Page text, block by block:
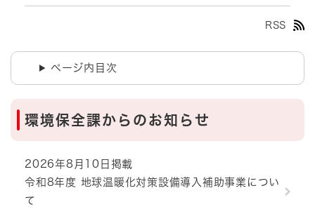
RSS
ページ内目次
環境保全課からのお知らせ
2026年8月10日掲載
令和8年度 地球温暖化対策設備導入補助事業につい
て